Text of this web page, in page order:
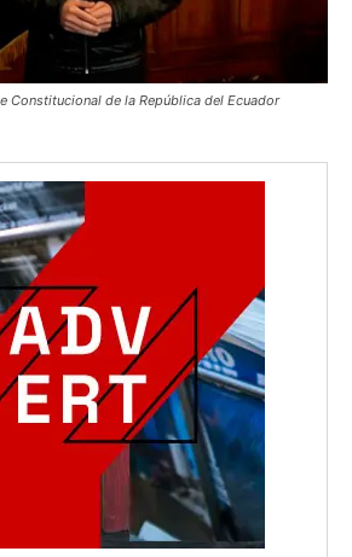
Constitucional de la República del Ecuador